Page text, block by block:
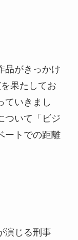
品がきっかけ
果たしてお
ていきまし
ついて「ビジ
ートでの距離
演じる刑事